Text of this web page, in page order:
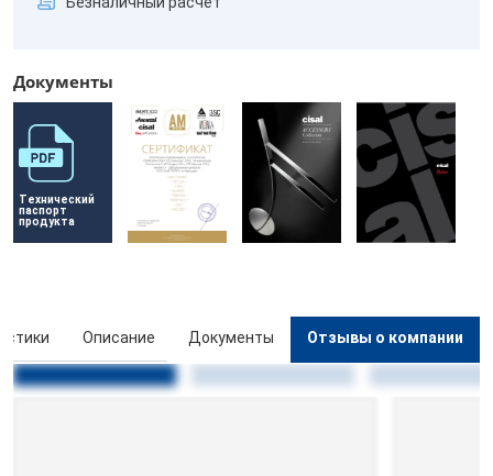
Документы
Технический
паспорт
продукта
Описание Документы Отзывы о компании